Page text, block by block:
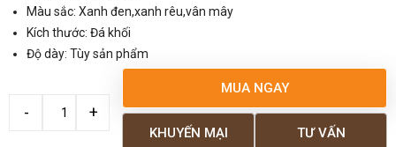
Màu sắc: Xanh đen,xanh rêu,vân mây
Kích thước: Đá khối
Độ dày: Tùy sản phẩm
MUA NGAY
TƯ VẤN
KHUYẾN MẠI